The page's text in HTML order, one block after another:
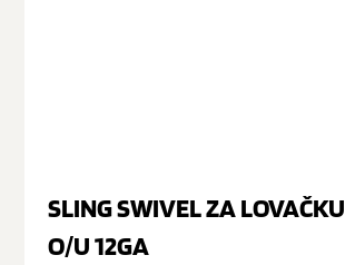
SLING SWIVEL ZA
O/U 12GA